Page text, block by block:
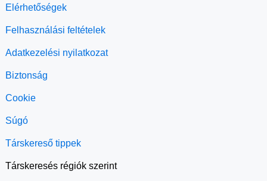
Elérhetőségek
Felhasználási feltételek
Adatkezelési nyilatkozat
Biztonság
Cookie
Súgó
Társkereső tippek
Társkeresés régiók szerint